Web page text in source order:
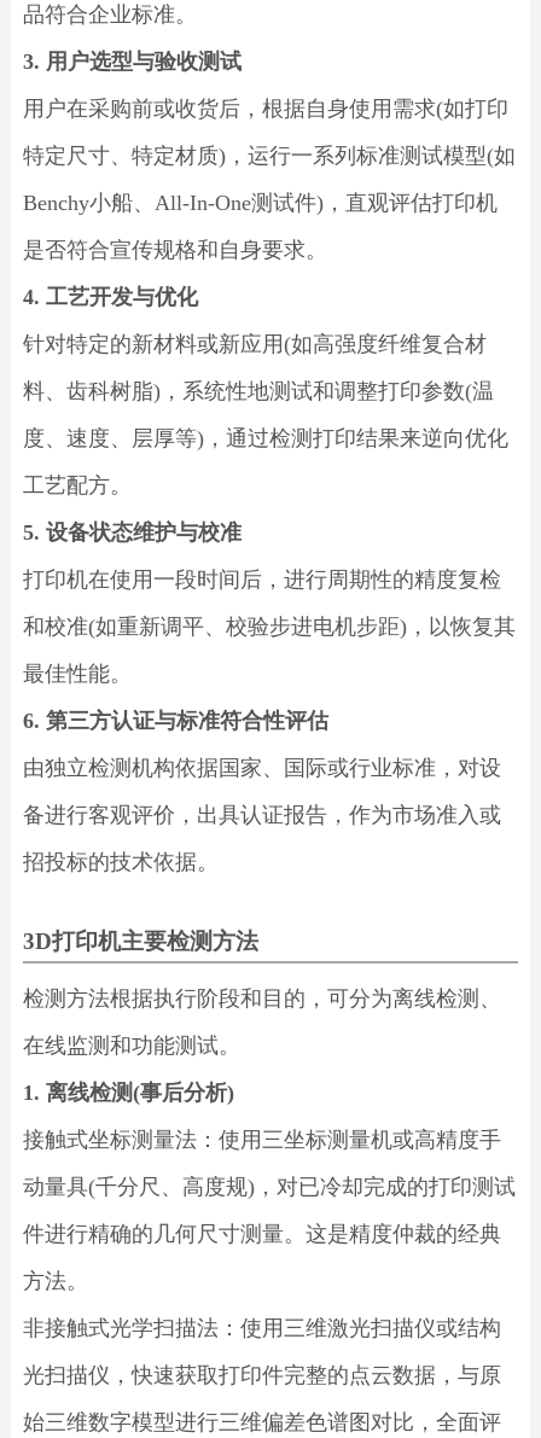
品符合企业标准。
3. 用户选型与验收测试
用户在采购前或收货后，根据自身使用需求(如打印
特定尺寸、特定材质)，运行一系列标准测试模型(如
Benchy小船、All-In-One测试件)，直观评估打印机
是否符合宣传规格和自身要求。
4. 工艺开发与优化
针对特定的新材料或新应用(如高强度纤维复合材
料、齿科树脂)，系统性地测试和调整打印参数(温
度、速度、层厚等)，通过检测打印结果来逆向优化
工艺配方。
5. 设备状态维护与校准
打印机在使用一段时间后，进行周期性的精度复检
和校准(如重新调平、校验步进电机步距)，以恢复其
最佳性能。
6. 第三方认证与标准符合性评估
由独立检测机构依据国家、国际或行业标准，对设
备进行客观评价，出具认证报告，作为市场准入或
招投标的技术依据。
3D打印机主要检测方法
检测方法根据执行阶段和目的，可分为离线检测、
在线监测和功能测试。
1. 离线检测(事后分析)
接触式坐标测量法：使用三坐标测量机或高精度手
动量具(千分尺、高度规)，对已冷却完成的打印测试
件进行精确的几何尺寸测量。这是精度仲裁的经典
方法。
非接触式光学扫描法：使用三维激光扫描仪或结构
光扫描仪，快速获取打印件完整的点云数据，与原
始三维数字模型进行三维偏差色谱图对比，全面评